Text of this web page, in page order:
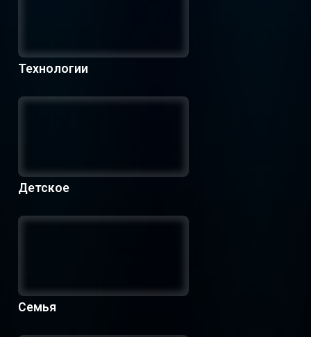
Технологии
Детское
Семья